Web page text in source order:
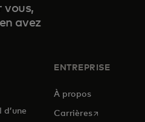
vous,
avez
ENTREPRISE
À propos
Carrièress’ouvre dans